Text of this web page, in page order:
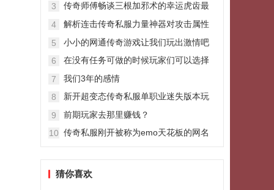
3
传奇师傅畅谈三根加邪术的幸运虎齿最
4
解析连击传奇私服力量神器对攻击属性
5
小小的网通传奇游戏让我们玩出激情吧
6
在没有任务可做的时候玩家们可以选择
7
我们3年的感情
8
新开超变态传奇私服单职业迷失版本玩
9
前期玩家去那里赚钱？
10 传奇私服刚开被称为emo天花板的网名
猜你喜欢